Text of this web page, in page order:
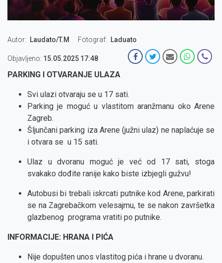
Autor Laudato/T.M Fotograf Laduato
Objavljeno: 15.05.2025 17:48
PARKING I OTVARANJE ULAZA
Svi ulazi otvaraju se u 17 sati.
Parking je moguć u vlastitom aranžmanu oko Arene
Zagreb.
Šljunčani parking iza Arene (južni ulaz) ne naplaćuje se
i otvara se u 15 sati.
Ulaz u dvoranu moguć je već od 17 sati, stoga
svakako dođite ranije kako biste izbjegli gužvu!
Autobusi bi trebali iskrcati putnike kod Arene, parkirati
se na Zagrebačkom velesajmu, te se nakon završetka
glazbenog programa vratiti po putnike.
INFORMACIJE: HRANA I PIĆA
Nije dopušten unos vlastitog pića i hrane u dvoranu.